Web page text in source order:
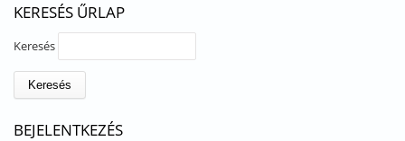
KERESÉS ŰRLAP
Keresés
BEJELENTKEZÉS